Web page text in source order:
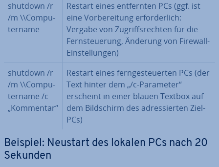
shutdown /r
/m \\Com­pu­
ter­na­me
Restart eines ent­fern­ten PCs (ggf. ist
eine Vor­be­rei­tung er­for­der­lich:
Vergabe von Zu­griffs­rech­ten für die
Fern­steue­rung, Änderung von Firewall-
Ein­stel­lun­gen)
shutdown /r
/m \\Com­pu­
ter­na­me /c
„Kommentar“
Restart eines fern­ge­steu­er­ten PCs (der
Text hinter dem „/c-Parameter“
erscheint in einer blauen Textbox auf
dem Bild­schirm des adres­sier­ten Ziel-
PCs)
Beispiel: Neustart des lokalen PCs nach 20
Sekunden